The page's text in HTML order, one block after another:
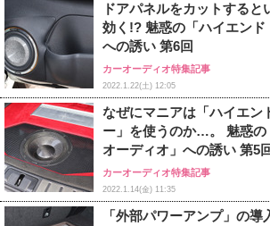
ドアパネルをカットすると
効く!? 魅惑の「ハイエンド
への誘い 第6回
カーオーディオ特集記事
2022.1.22(土) 12:05
なぜにマニアは「ハイエン
ー」を使うのか…。 魅惑の
オーディオ」への誘い 第5
カーオーディオ特集記事
2022.1.14(金) 11:35
「外部パワーアンプ」の導